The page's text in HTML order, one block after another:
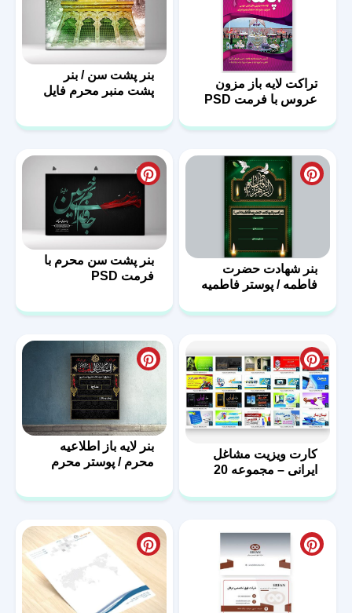
تراکت لایه باز مزون
عروس با فرمت PSD
بنر پشت سن / بنر
پشت منبر محرم فایل
بنر شهادت حضرت
فاطمه / پوستر فاطمیه
بنر پشت سن محرم با
فرمت PSD
کارت ویزیت مشاغل
ایرانی – مجموعه 20
دوم
بنر لایه باز اطلاعیه
محرم / پوستر محرم